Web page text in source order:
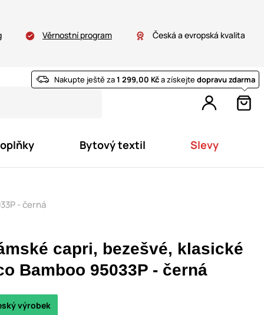
Věrnostní program
Česká a evropská kvalita
Nakupte ještě za1 299,00 Kča získejtedopravu zdarma
Bytový textil Slevy
- černá
capri, bezešvé, klasické
Bamboo 95033P - černá
výrobek